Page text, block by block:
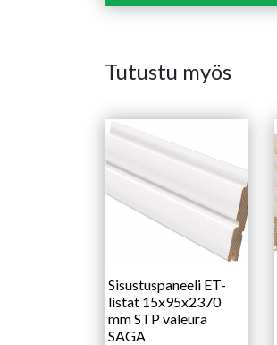
Tutustu myös
Sisustuspaneeli ET-
listat 15x95x2370
mm STP valeura
SAGA